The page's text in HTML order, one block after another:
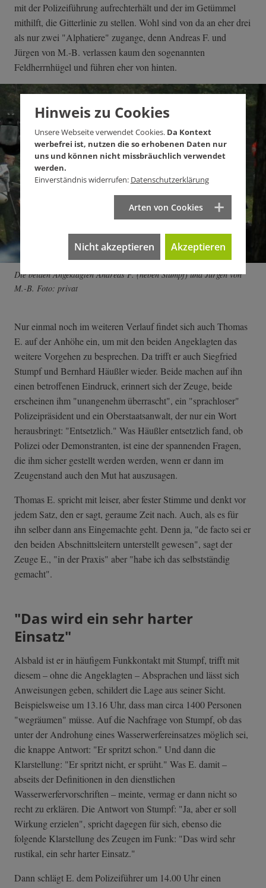
mit der Polizeiführung aufrechterhält und der im Getümmel
mithilft, die Gitterlinie zu stellen. Wohl sind von da an eher drei
als nur zwei "Alphatiere" zugange, denn Andreas F. und
Jürgen von M.-B. verlassen kaum den sogenannten
Feldherrnhügel und führen eher von hinten.
Die beiden Angeklagten Andreas F. (neben Stumpf) und Jürgen von
M.-B. Foto: privat
Nur einmal noch im weiteren Verlauf findet sich auch Thomas
E. auf der Anhöhe ein, um mit den beiden Angeklagten das
weitere Vorgehen zu besprechen. Da trifft er auch Siegfried
Stumpf und Bernhard Häußler wieder. Beide machen auf ihn
einen betroffenen Eindruck, erinnert sich der Zeuge, beide
erscheinen ihm "unangenehm überrascht", ein "sprachloser"
Polizeipräsident und ein Oberstaatsanwalt, der nur ein Wort
herausbringt: "Entsetzlich." Was Häußler entsetzlich fand, ob
Polizei oder Demonstranten, ist eine der spannenden Fragen,
die ihm sicher gestellt werden werden, wenn er dann im
Zeugenstand auch den Mut hat auszusagen.
Thomas E. spricht mit leiser, aber fester Stimme und denkt vor
jedem Satz, den er sagt, geraume Zeit nach. Auch, als es für
ihn selber dann ans Eingemachte geht. Denn ja, "de facto sei er
den beiden Abschnittsleitern unterstellt gewesen", sagt der
Zeuge E., "in der Praxis" aber "habe ich das selbstständig
gemacht".
"Das wird ein sehr harter
Einsatz"
Alsbald ist er in häufigem Funkkontakt mit Stumpf, trifft mit
diesem – ohne die Angeklagten – Absprachen und lässt sich
Anweisungen geben, schildert die Lage aus seiner Sicht.
Beispielsweise um 13.16 Uhr, dass man circa 1400 Personen
"wegräumen" müsse. Auf die Nachfrage von Stumpf, ob das
unter der Androhung eines Wasserwerfereinsatzes möglich sei,
die knappe Antwort: "Er spritzt schon." Und dann die
Klarstellung: "Er spritzt nicht, er sprüht." Was E. damit –
abseits der Definitionen in den dienstlichen
Wasserwerfervorschriften – meinte, vermag er dann nicht so
recht zu erklären. Die Antwort von Stumpf: "Ja, aber er soll
Wirkung erzielen", spricht dagegen für sich, ebenso die
folgende Klarstellung des Zeugen im Funk: "Das wird sehr
rustikal, ein sehr harter Einsatz."
Dann schlägt E. dem Polizeiführer um 14.00 Uhr einen
Hinweis zu Cookies
Unsere Webseite verwendet Cookies. Da Kontext
werbefrei ist, nutzen die so erhobenen Daten nur
uns und können nicht missbräuchlich verwendet
werden.
Einverständnis widerrufen: Datenschutzerklärung
Arten von Cookies
Nicht akzeptieren Akzeptieren